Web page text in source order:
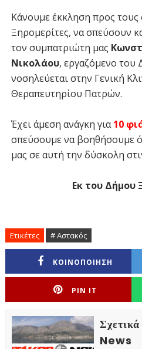
Κάνουμε έκκληση προς τους
Ξηρομερίτες, να σπεύσουν
τον συμπατριώτη μας
Νικολάου, εργαζόμενο του
νοσηλεύεται στην Γενική
Θεραπευτηρίου Πατρών.
Έχει άμεση ανάγκη για10
σπεύσουμε να βοηθήσουμε
μας σε αυτή την δύσκολη
Εκ του Δήμου
Ετικέτες # Αστακός
ΚΟΙΝΟΠΟΙΗΣΗ
PIN IT
News